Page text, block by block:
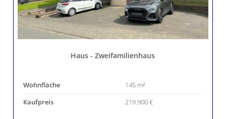
Haus - Zweifamilienhaus
Wohnfläche
145 m²
Kaufpreis
219.900 €